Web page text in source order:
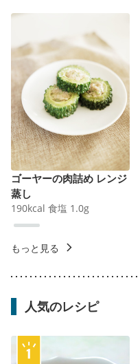
ゴーヤーの肉詰め レンジ
蒸し
190kcal 食塩 1.0g
もっと見る
人気のレシピ